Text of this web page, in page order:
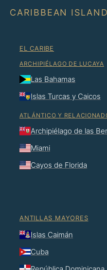
CARIBBEAN
EL CARIBE
ARCHIPIÉLAGO DE LUCAYA
Las Bahamas
Islas Turcas y Caicos
ATLÁNTICO Y
Archipiélago de las
Miami
Cayos de Florida
ANTILLAS MAYORES
Islas Caimán
Cuba